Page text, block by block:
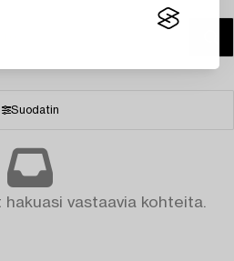
Suodatin
vastaavia kohteita.